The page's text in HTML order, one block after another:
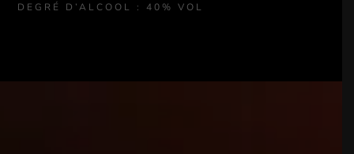
DEGRÉ D’ALCOOL : 40% VOL